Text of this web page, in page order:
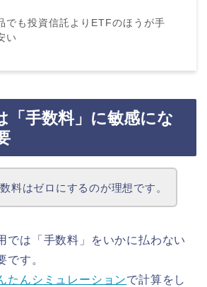
でも投資信託よりETFのほうが手
い
「手数料」に敏感にな
料はゼロにするのが理想です。
では「手数料」をいかに払わない
です。
たんシミュレーションで計算をし